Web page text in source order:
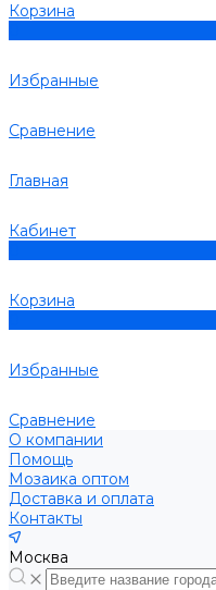
Корзина
Избранные
Сравнение
Главная
Кабинет
Корзина
Избранные
Сравнение
О компании
Помощь
Мозаика оптом
Доставка и оплата
Контакты
Москва